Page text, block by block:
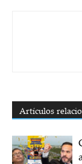
Artículos